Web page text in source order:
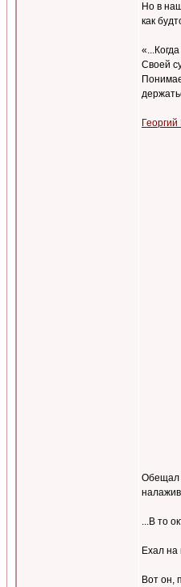
Но в
как
Своей
Обещал
...В то
Ехал на
Вот он,